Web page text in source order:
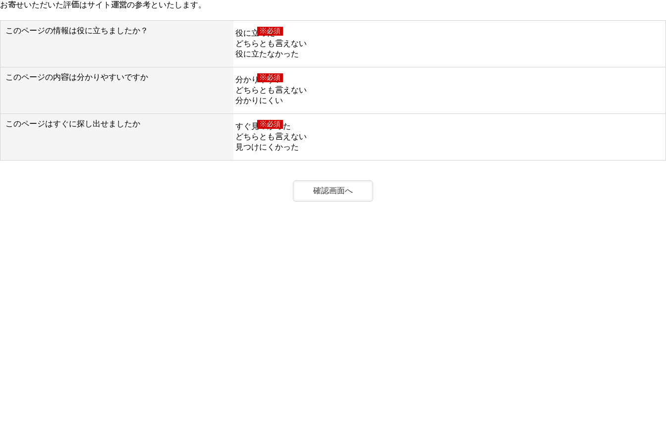
お寄せいただいた評価はサイト運営の参考といたします。
このページの情報は役に立ちましたか？ ※必須
役に立った
どちらとも言えない
役に立たなかった
このページの内容は分かりやすいですか ※必須
分かりやすい
どちらとも言えない
分かりにくい
このページはすぐに探し出せましたか ※必須
すぐ見つかった
どちらとも言えない
見つけにくかった